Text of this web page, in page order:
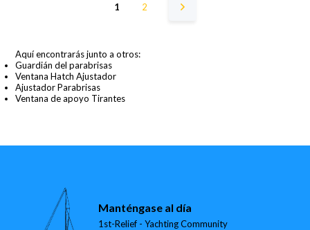
1 2
Aquí encontrarás junto a otros:
Guardián del parabrisas
Ventana Hatch Ajustador
Ajustador Parabrisas
Ventana de apoyo Tirantes
Manténgase al día
1st-Relief - Yachting Community